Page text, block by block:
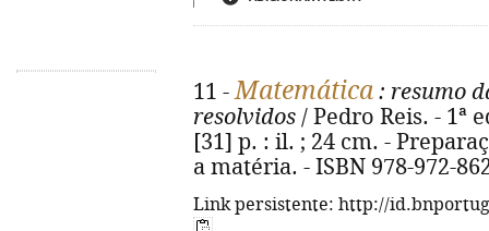
11 -Matemática : resumo
resolvidos / Pedro Reis. - 1ª
[31] p. : il. ; 24 cm. -
a matéria. - ISBN 978-972-
Link persistente: http://